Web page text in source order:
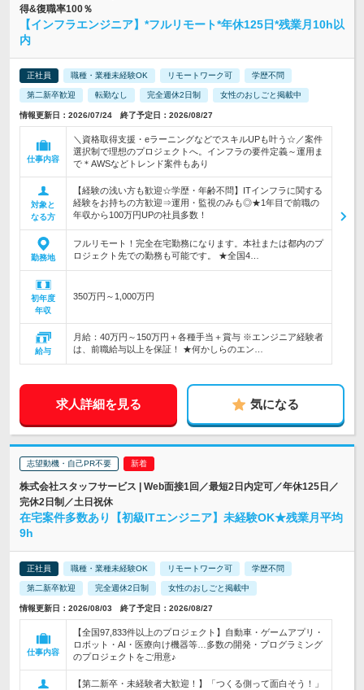
得&復職率100％
【インフラエンジニア】*フルリモート*年休125日*残業月10h以
内
正社員 職種・業種未経験OK リモートワーク可 学歴不問
第二新卒歓迎 転勤なし 完全週休2日制 女性のおしごと掲載中
情報更新日：2026/07/24 終了予定日：2026/08/27
仕事内容
＼資格取得支援・eラーニングなどでスキルUPも叶う☆／案件
選択制で理想のプロジェクトへ。インフラの要件定義～運用ま
で＊AWSなどトレンド案件もあり
対象と
なる方
【経験の浅い方も歓迎☆学歴・年齢不問】ITインフラに関する
経験をお持ちの方歓迎⇒運用・監視のみも◎★1年目で前職の
年収から100万円UPの社員多数！
勤務地
フルリモート！完全在宅勤務になります。本社または都内のプ
ロジェクト先での勤務も可能です。 ★全国4…
初年度
年収
350万円～1,000万円
給与
月給：40万円～150万円＋各種手当＋賞与 ※エンジニア経験者
は、前職給与以上を保証！ ★何かしらのエン…
求人詳細を見る 気になる
志望動機・自己PR不要
株式会社スタッフサービス | Web面接1回／最短2日内定可／年休125日／
完休2日制／土日祝休
在宅案件多数あり【初級ITエンジニア】未経験OK★残業月平均
9h
正社員 職種・業種未経験OK リモートワーク可 学歴不問
第二新卒歓迎 完全週休2日制 女性のおしごと掲載中
情報更新日：2026/08/03 終了予定日：2026/08/27
仕事内容
【全国97,833件以上のプロジェクト】自動車・ゲームアプリ・
ロボット・AI・医療向け機器等…多数の開発・プログラミング
のプロジェクトをご用意♪
【第二新卒・未経験者大歓迎！】「つくる側って面白そう！」